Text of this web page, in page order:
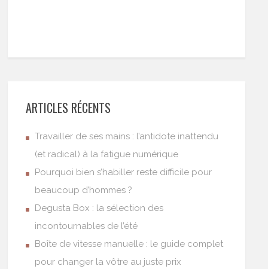
ARTICLES RÉCENTS
Travailler de ses mains : l’antidote inattendu
(et radical) à la fatigue numérique
Pourquoi bien s’habiller reste difficile pour
beaucoup d’hommes ?
Degusta Box : la sélection des
incontournables de l’été
Boîte de vitesse manuelle : le guide complet
pour changer la vôtre au juste prix